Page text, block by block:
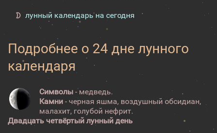
лунный календарь на сегодня
Подробнее о 24 дне лунного
календаря
Символы - медведь.
Камни - черная яшма, воздушный обсидиан,
малахит, голубой нефрит.
Двадцать четвёртый лунный день